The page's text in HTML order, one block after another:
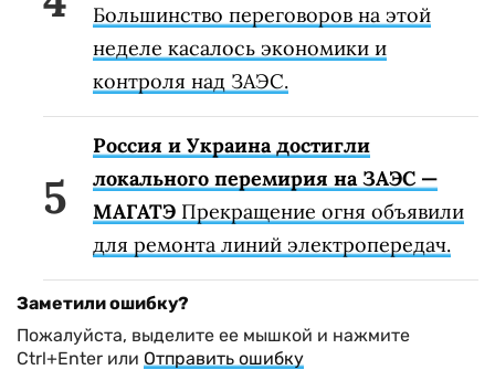
Большинство переговоров на этой
неделе касалось экономики и
контроля над ЗАЭС.
Россия и Украина достигли
локального перемирия на ЗАЭС —
МАГАТЭ Прекращение огня объявили
для ремонта линий электропередач.
Заметили ошибку?
Пожалуйста, выделите ее мышкой и нажмите
Ctrl+Enter или Отправить ошибку